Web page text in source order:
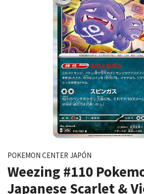
POKEMON CENTER JAPÓN
Weezing #110
Japanese Scarlet &